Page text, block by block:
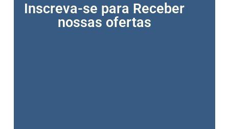
Inscreva-se para Receber
nossas ofertas